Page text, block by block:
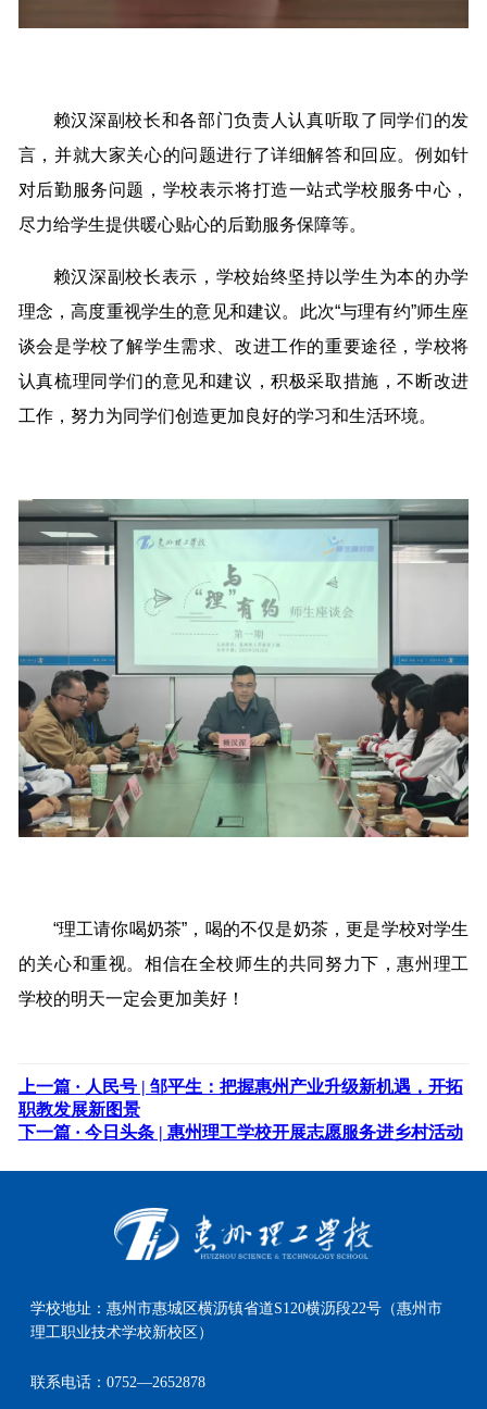
赖汉深副校长和各部门负责人认真听取了同学们的发
言，并就大家关心的问题进行了详细解答和回应。例如针
对后勤服务问题，学校表示将打造一站式学校服务中心，
尽力给学生提供暖心贴心的后勤服务保障等。
赖汉深副校长表示，学校始终坚持以学生为本的办学
理念，高度重视学生的意见和建议。此次“与理有约”师生座
谈会是学校了解学生需求、改进工作的重要途径，学校将
认真梳理同学们的意见和建议，积极采取措施，不断改进
工作，努力为同学们创造更加良好的学习和生活环境。
“理工请你喝奶茶”，喝的不仅是奶茶，更是学校对学生
的关心和重视。相信在全校师生的共同努力下，惠州理工
学校的明天一定会更加美好！
上一篇 · 人民号 | 邹平生：把握惠州产业升级新机遇，开拓
职教发展新图景
下一篇 · 今日头条 | 惠州理工学校开展志愿服务进乡村活动
学校地址：惠州市惠城区横沥镇省道S120横沥段22号（惠州市
理工职业技术学校新校区）
联系电话：0752—2652878